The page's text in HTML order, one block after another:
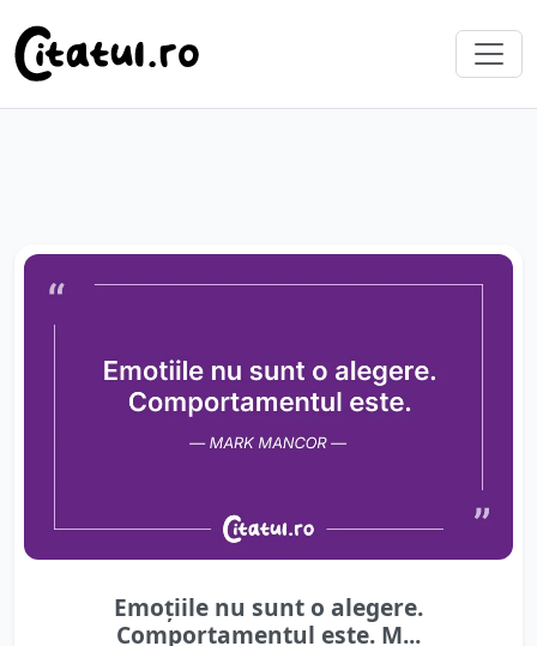
Emoțiile nu sunt o alegere.
Comportamentul este. M...